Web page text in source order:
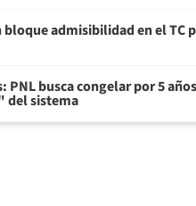
bloque admisibilidad en el
PNL busca congelar por 5
del sistema